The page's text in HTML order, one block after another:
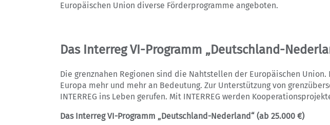
Europäischen Union diverse Förderprogramme angeboten.
Das Interreg VI-Programm „Deutschland-
Die grenznahen Regionen sind die Nahtstellen der Europäischen
Europa mehr und mehr an Bedeutung. Zur Unterstützung von
INTERREG ins Leben gerufen. Mit INTERREG werden
Das Interreg VI-Programm „Deutschland-Nederland“ (ab 25.000 €)